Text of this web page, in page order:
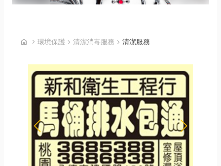
home chevron_right 首頁
環境保護 chevron_right 清潔消毒服務 chevron_right 清潔服務